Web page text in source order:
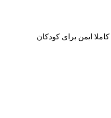
ایمن برای کودکان